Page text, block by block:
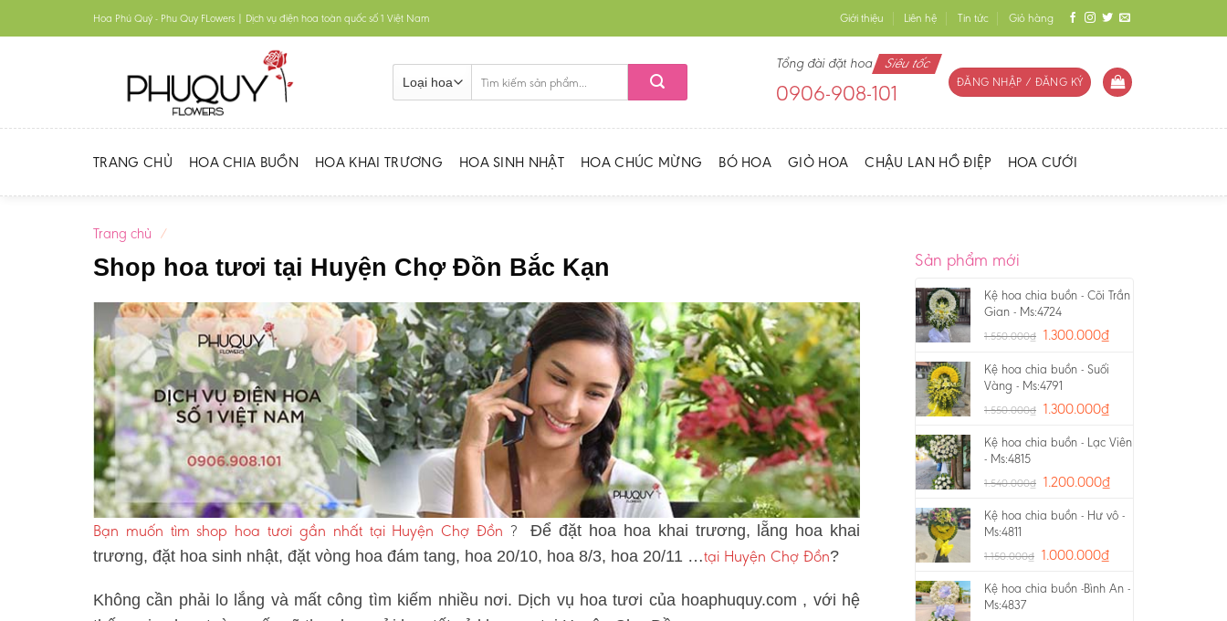
to
Hoa Phú Quý - Phu Quy FLowers | Dịch vụ điện hoa toàn quốc số 1 Việt Nam Giới thiệu Liên hệ Tin tức Giỏ hàng
kiếm:
Tổng đài đặt hoa Siêu tốc
0906-908-101 ĐĂNG NHẬP / ĐĂNG KÝ
TRANG CHỦ HOA CHIA BUỒN HOA KHAI TRƯƠNG HOA SINH NHẬT HOA CHÚC MỪNG BÓ HOA GIỎ HOA CHẬU LAN HỒ ĐIỆP HOA CƯỚI
Trang chủ /
Shop hoa tươi tại Huyện Chợ Đồn Bắc Kạn
Bạn muốn tìm shop hoa tươi gần nhất tại Huyện Chợ Đồn ?Để đặt hoa hoa khai trương, lẵng hoa khai
trương, đặt hoa sinh nhật, đặt vòng hoa đám tang, hoa 20/10, hoa 8/3, hoa 20/11 …tại Huyện Chợ Đồn?
Không cần phải lo lắng và mất công tìm kiếm nhiều nơi. Dịch vụ hoa tươi của hoaphuquy.com , với hệ
Sản phẩm mới
Kệ hoa chia buồn - Cõi Trần
Gian - Ms:4724
1.550.000₫ 1.300.000₫
Kệ hoa chia buồn - Suối
Vàng - Ms:4791
1.550.000₫ 1.300.000₫
Kệ hoa chia buồn - Lạc Viên
- Ms:4815
1.540.000₫ 1.200.000₫
Kệ hoa chia buồn - Hư vô -
Ms:4811
1.150.000₫ 1.000.000₫
Kệ hoa chia buồn -Bình An -
Ms:4837